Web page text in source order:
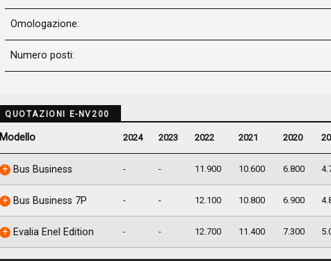
Omologazione:
Numero posti:
QUOTAZIONI E-NV200
Modello 2024 2023 2022 2021 2020
Bus Business - - 11.900 10.600 6.800
Bus Business 7P - - 12.100 10.800 6.900
Evalia Enel Edition - - 12.700 11.400 7.300